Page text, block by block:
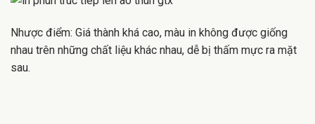
Nhược điểm: Giá thành khá cao, màu in không được giống
nhau trên những chất liệu khác nhau, dễ bị thấm mực ra mặt
sau.